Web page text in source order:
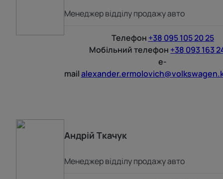
Менеджер відділу продажу авто
Телефон +38 095 105 20 25
Мобільний телефон +38 093 163
e-
mail
Андрій Ткачук
Менеджер відділу продажу авто